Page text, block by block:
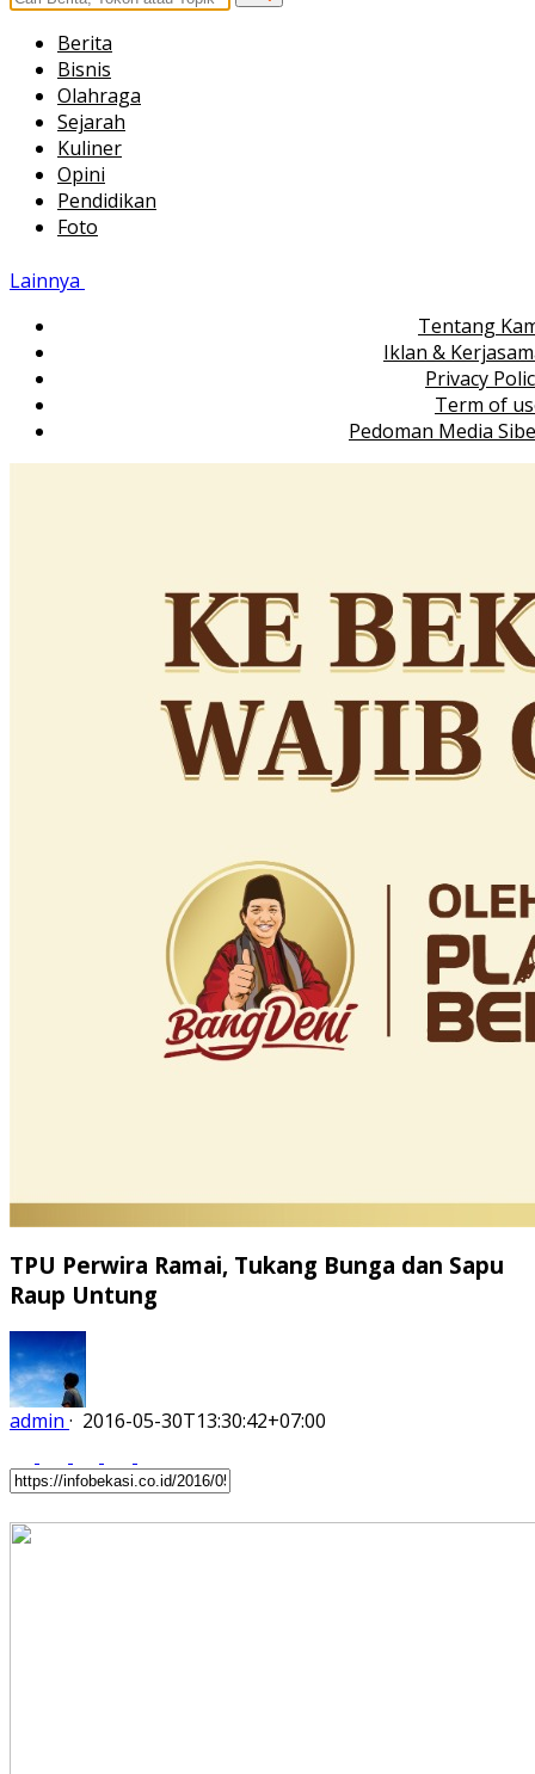
Berita
Bisnis
Olahraga
Sejarah
Kuliner
Opini
Pendidikan
Foto
Lainnya
Tentang
Iklan &
Privacy
Term of
Pedoman Media
TPU Perwira Ramai, Tukang Bunga dan Sapu
Raup Untung
admin · 2016-05-30T13:30:42+07:00